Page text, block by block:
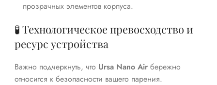
прозрачных элементов корпуса.
🧪 Технологическое превосходство и
ресурс устройства
Важно подчеркнуть, что Ursa Nano Air бережно
относится к безопасности вашего парения.